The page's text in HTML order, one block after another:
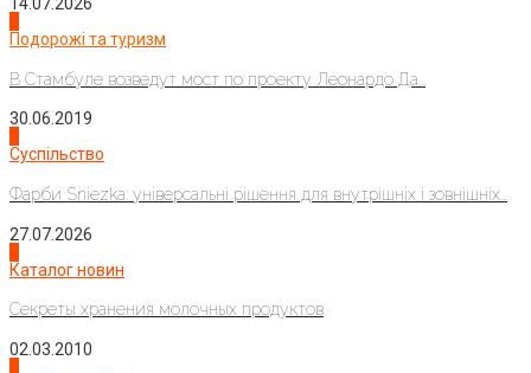
14.07.2026
Подорожі та туризм
В Стамбуле возведут мост по проекту Леонардо Да...
30.06.2019
Суспільство
Фарби Sniezka: універсальні рішення для внутрішніх і зовнішніх...
27.07.2026
Каталог новин
Секреты хранения молочных продуктов
02.03.2010